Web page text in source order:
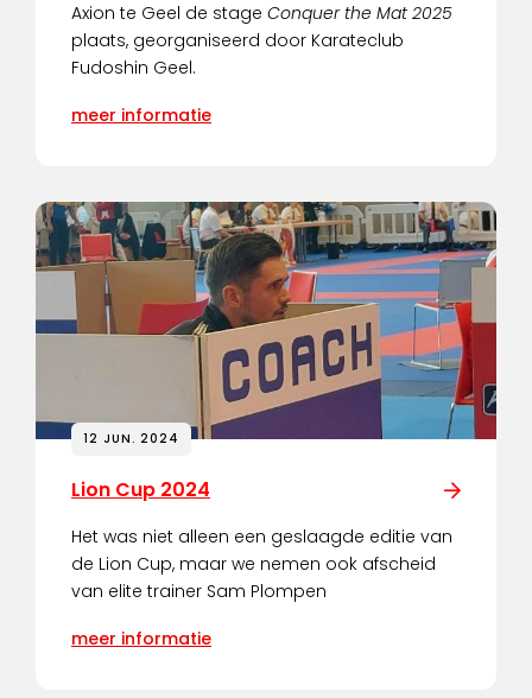
Axion te Geel de stage Conquer the Mat 2025
plaats, georganiseerd door Karateclub
Fudoshin Geel.
meer informatie
12 JUN. 2024
Lion Cup 2024
Het was niet alleen een geslaagde editie van
de Lion Cup, maar we nemen ook afscheid
van elite trainer Sam Plompen
meer informatie